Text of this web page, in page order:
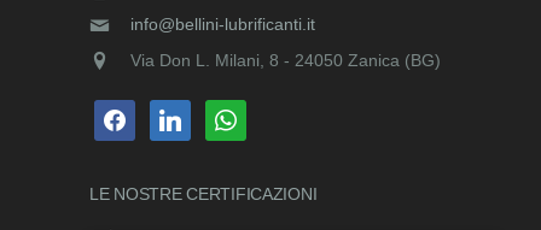
info@bellini-lubrificanti.it
Via Don L. Milani, 8 - 24050 Zanica (BG)
facebooklinkedin whatsapp
LE NOSTRECERTIFICAZIONI